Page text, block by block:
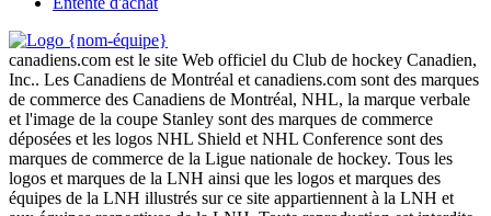
canadiens.com est le site Web officiel du Club de hockey Canadien,
Inc.. Les Canadiens de Montréal et canadiens.com sont des marques
de commerce des Canadiens de Montréal, NHL, la marque verbale
et l'image de la coupe Stanley sont des marques de commerce
déposées et les logos NHL Shield et NHL Conference sont des
marques de commerce de la Ligue nationale de hockey. Tous les
logos et marques de la LNH ainsi que les logos et marques des
équipes de la LNH illustrés sur ce site appartiennent à la LNH et